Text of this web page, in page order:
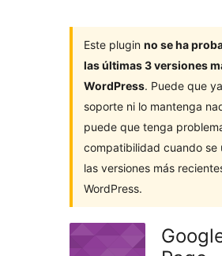
Este plugin no se ha
las últimas 3 versiones
WordPress. Puede que
soporte ni lo mantenga
puede que tenga
compatibilidad cuando se
las versiones más
WordPress.